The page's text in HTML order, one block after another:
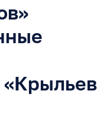
«Крыльев